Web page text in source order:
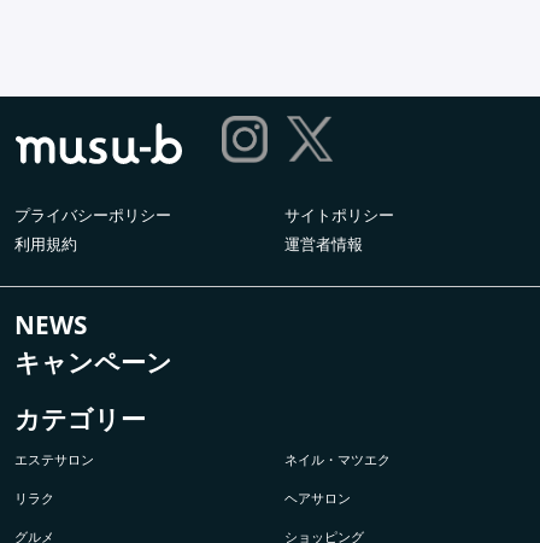
プライバシーポリシー
サイトポリシー
利用規約
運営者情報
NEWS
キャンペーン
カテゴリー
エステサロン ネイル・マツエク
リラク ヘアサロン
グルメ ショッピング